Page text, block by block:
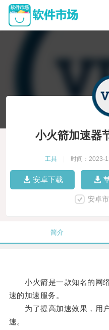
小火箭加速器
工具 时间：2023-
安卓下载
安卓
简介
小火箭是一款知名的网络
速的加速服务。
为了提高加速效果，用户
速。